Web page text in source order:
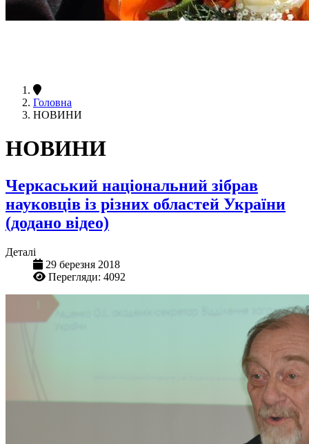
Головна
НОВИНИ
НОВИНИ
Черкаський національний зібрав
науковців із різних областей України
(додано відео)
Деталі
29 березня 2018
Перегляди: 4092